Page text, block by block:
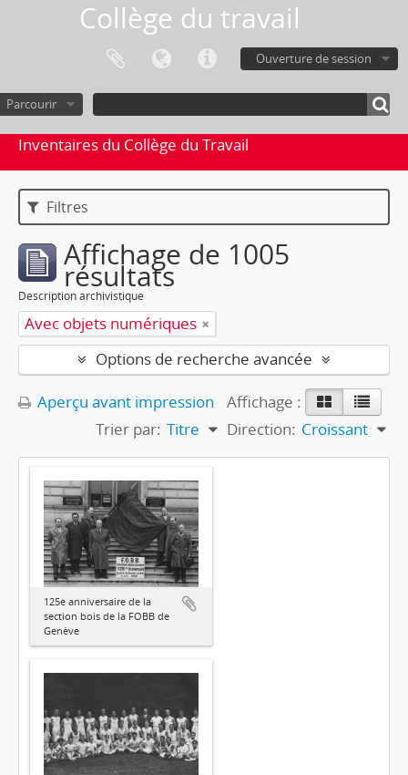
Collège du travail
Ouverture de session
Parcourir
Inventaires du Collège du Travail
Filtres
Affichage de 1005
résultats
Description archivistique
Avec objets numériques
Options de recherche avancée
Aperçu avant impression
Affichage :
Trier par: Titre Direction: Croissant
125e anniversaire de la
section bois de la FOBB de
Genève